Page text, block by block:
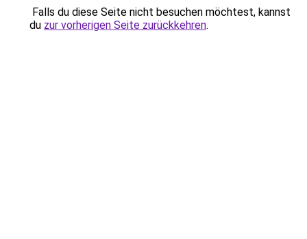
Falls du diese Seite nicht besuchen möchtest, kannst
du zur vorherigen Seite zurückkehren.